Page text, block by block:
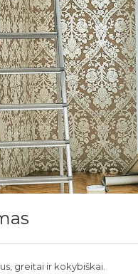
greitai ir kokybiškai.